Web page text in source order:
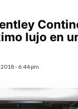
lujo en
- 6:44 pm